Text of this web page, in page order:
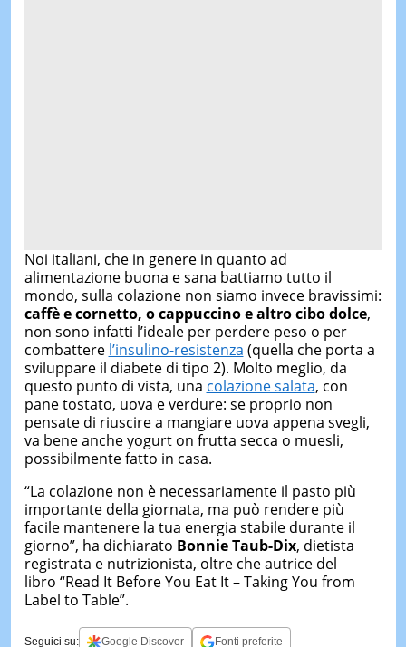
Noi italiani, che in genere in quanto ad
alimentazione buona e sana battiamo tutto il
mondo, sulla colazione non siamo invece bravissimi:
caffè e cornetto, o cappuccino e altro cibo dolce,
non sono infatti l’ideale per perdere peso o per
combattere l’insulino-resistenza (quella che porta a
sviluppare il diabete di tipo 2). Molto meglio, da
questo punto di vista, una colazione salata, con
pane tostato, uova e verdure: se proprio non
pensate di riuscire a mangiare uova appena svegli,
va bene anche yogurt on frutta secca o muesli,
possibilmente fatto in casa.
“La colazione non è necessariamente il pasto più
importante della giornata, ma può rendere più
facile mantenere la tua energia stabile durante il
giorno”, ha dichiarato Bonnie Taub-Dix, dietista
registrata e nutrizionista, oltre che autrice del
libro “Read It Before You Eat It – Taking You from
Label to Table”.
Seguici su: Google Discover Fonti preferite